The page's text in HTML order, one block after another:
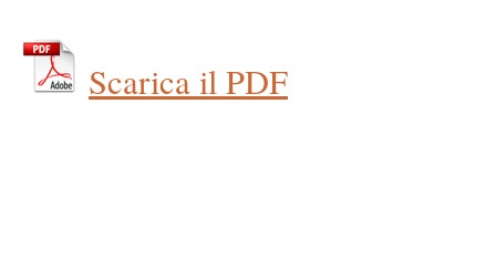
Scarica il PDF